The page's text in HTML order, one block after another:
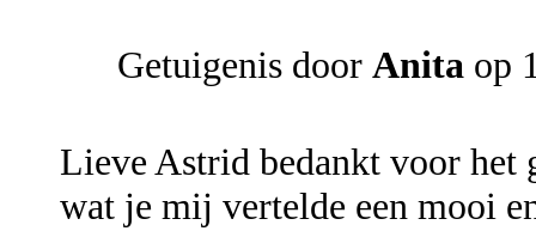
Getuigenis door Anita op
Lieve Astrid bedankt voor het
wat je mij vertelde een mooi